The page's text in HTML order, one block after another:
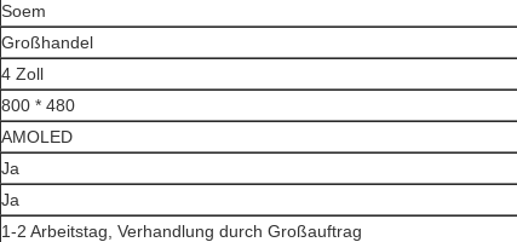
Soem
Großhandel
4 Zoll
800 * 480
AMOLED
Ja
Ja
1-2 Arbeitstag, Verhandlung durch Großauftrag